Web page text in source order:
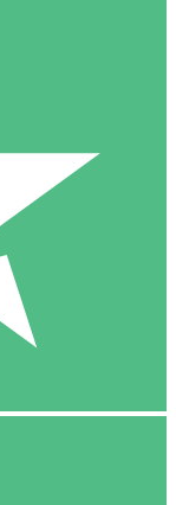
Sin compromiso